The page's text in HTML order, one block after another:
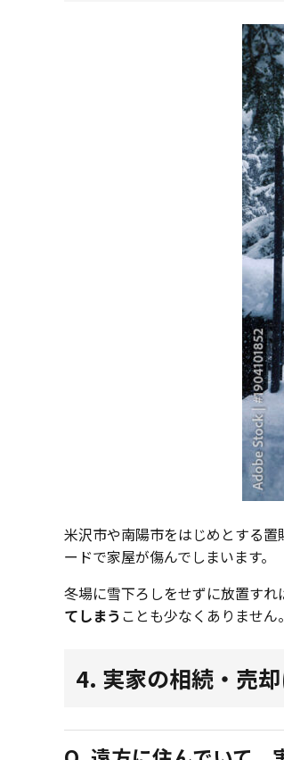
米沢市や南陽市をはじめとする
ードで家屋が傷んでしまいます。
冬場に雪下ろしをせずに放置す
てしまうことも少なくありませ
4. 実家の相続・売却